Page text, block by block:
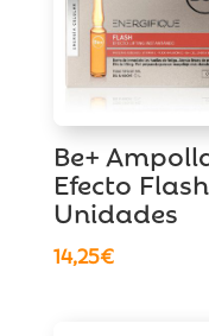
Be+
Efecto
Unidades
14,25€